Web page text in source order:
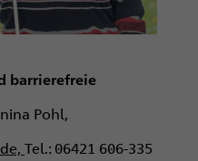
barrierefreie
Pohl,
Tel.: 06421 606-335